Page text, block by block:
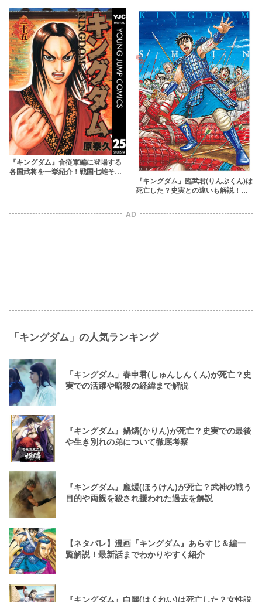
『キングダム』合従軍編に登場する
各国武将を一挙紹介！戦国七雄それ
『キングダム』臨武君(りんぶくん)は
死亡した？史実との違いも解説！実
AD
「キングダム」の人気ランキング
「キングダム」春申君(しゅんしんくん)が死亡？史
実での活躍や暗殺の経緯まで解説
『キングダム』媧燐(かりん)が死亡？史実での最後
や生き別れの弟について徹底考察
『キングダム』龐煖(ほうけん)が死亡？武神の戦う
目的や両親を殺され攫われた過去を解説
【ネタバレ】漫画『キングダム』あらすじ＆編一
覧解説！最新話までわかりやすく紹介
『キングダム』白麗(はくれい)は死亡した？女性説